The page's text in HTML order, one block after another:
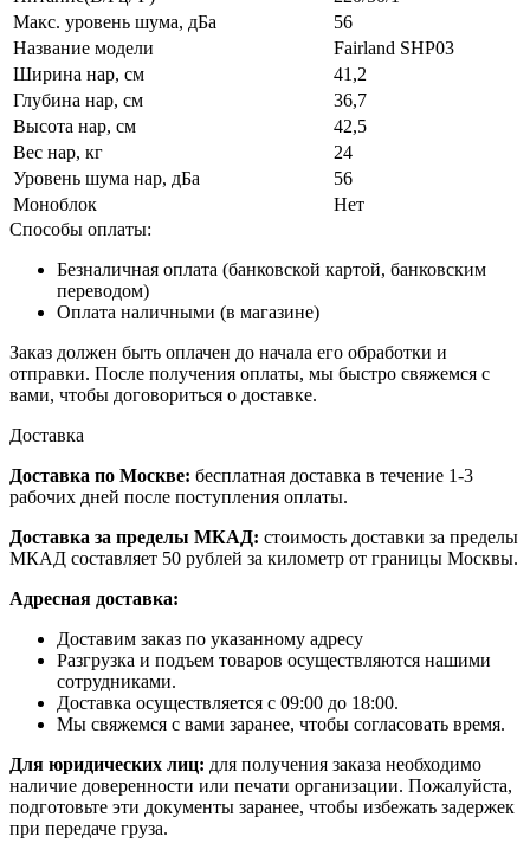
Макс. уровень шума, дБа
56
Название модели
Fairland SHP03
Ширина нар, см
41,2
Глубина нар, см
36,7
Высота нар, см
42,5
Вес нар, кг
24
Уровень шума нар, дБа
56
Моноблок
Нет
Способы оплаты:
Безналичная оплата (банковской картой, банковским
переводом)
Оплата наличными (в магазине)
Заказ должен быть оплачен до начала его обработки и
отправки. После получения оплаты, мы быстро свяжемся с
вами, чтобы договориться о доставке.
Доставка
Доставка по Москве: бесплатная доставка в течение 1-3
рабочих дней после поступления оплаты.
Доставка за пределы МКАД: стоимость доставки за пределы
МКАД составляет 50 рублей за километр от границы Москвы.
Адресная доставка:
Доставим заказ по указанному адресу
Разгрузка и подъем товаров осуществляются нашими
сотрудниками.
Доставка осуществляется с 09:00 до 18:00.
Мы свяжемся с вами заранее, чтобы согласовать время.
Для юридических лиц: для получения заказа необходимо
наличие доверенности или печати организации. Пожалуйста,
подготовьте эти документы заранее, чтобы избежать задержек
при передаче груза.